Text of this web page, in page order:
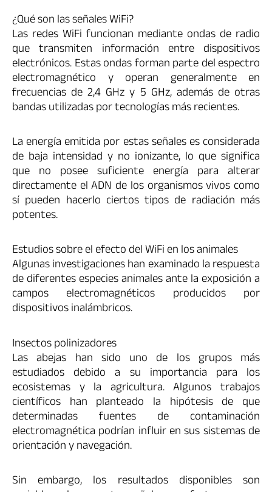
¿Qué son las señales WiFi?
Las redes WiFi funcionan mediante ondas de radio
que transmiten información entre dispositivos
electrónicos. Estas ondas forman parte del espectro
electromagnético y operan generalmente en
frecuencias de 2,4 GHz y 5 GHz, además de otras
bandas utilizadas por tecnologías más recientes.
La energía emitida por estas señales es considerada
de baja intensidad y no ionizante, lo que significa
que no posee suficiente energía para alterar
directamente el ADN de los organismos vivos como
sí pueden hacerlo ciertos tipos de radiación más
potentes.
Estudios sobre el efecto del WiFi en los animales
Algunas investigaciones han examinado la respuesta
de diferentes especies animales ante la exposición a
campos electromagnéticos producidos por
dispositivos inalámbricos.
Insectos polinizadores
Las abejas han sido uno de los grupos más
estudiados debido a su importancia para los
ecosistemas y la agricultura. Algunos trabajos
científicos han planteado la hipótesis de que
determinadas fuentes de contaminación
electromagnética podrían influir en sus sistemas de
orientación y navegación.
Sin embargo, los resultados disponibles son